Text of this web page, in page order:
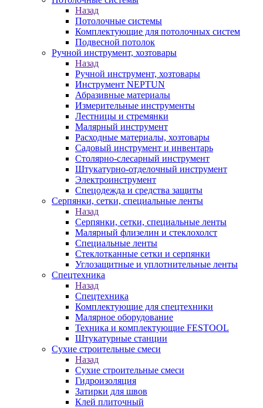
Назад
Потолочные системы
Комплектующие для потолочных систем
Подвесной потолок
Ручной инструмент, хозтовары
Назад
Ручной инструмент, хозтовары
Инструмент NEPTUN
Абразивные материалы
Измерительные инструменты
Лестницы и стремянки
Малярный инструмент
Расходные материалы, хозтовары
Садовый инструмент и инвентарь
Столярно-слесарный инструмент
Штукатурно-отделочный инструмент
Электроинструмент
Спецодежда и средства защиты
Серпянки, сетки, специальные ленты
Назад
Серпянки, сетки, специальные ленты
Малярный флизелин и стеклохолст
Специальные ленты
Стеклотканные сетки и серпянки
Углозащитные и уплотнительные ленты
Спецтехника
Назад
Спецтехника
Комплектующие для спецтехники
Малярное оборудование
Техника и комплектующие FESTOOL
Штукатурные станции
Сухие строительные смеси
Назад
Сухие строительные смеси
Гидроизоляция
Затирки для швов
Клей плиточный